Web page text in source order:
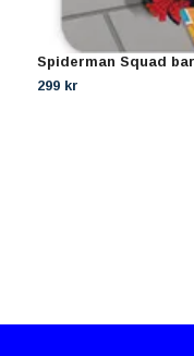
Spiderman Squad
299 kr